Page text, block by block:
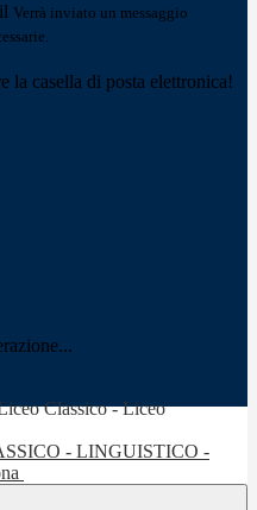
Verrà inviato un messaggio
la casella di posta elettronica!
- LINGUISTICO -